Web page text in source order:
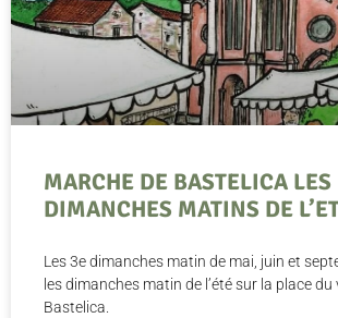
MARCHE DE BASTELICA LES
DIMANCHES MATINS DE
Les 3e dimanches matin de mai, juin et
les dimanches matin de l’été sur la place du
Bastelica.